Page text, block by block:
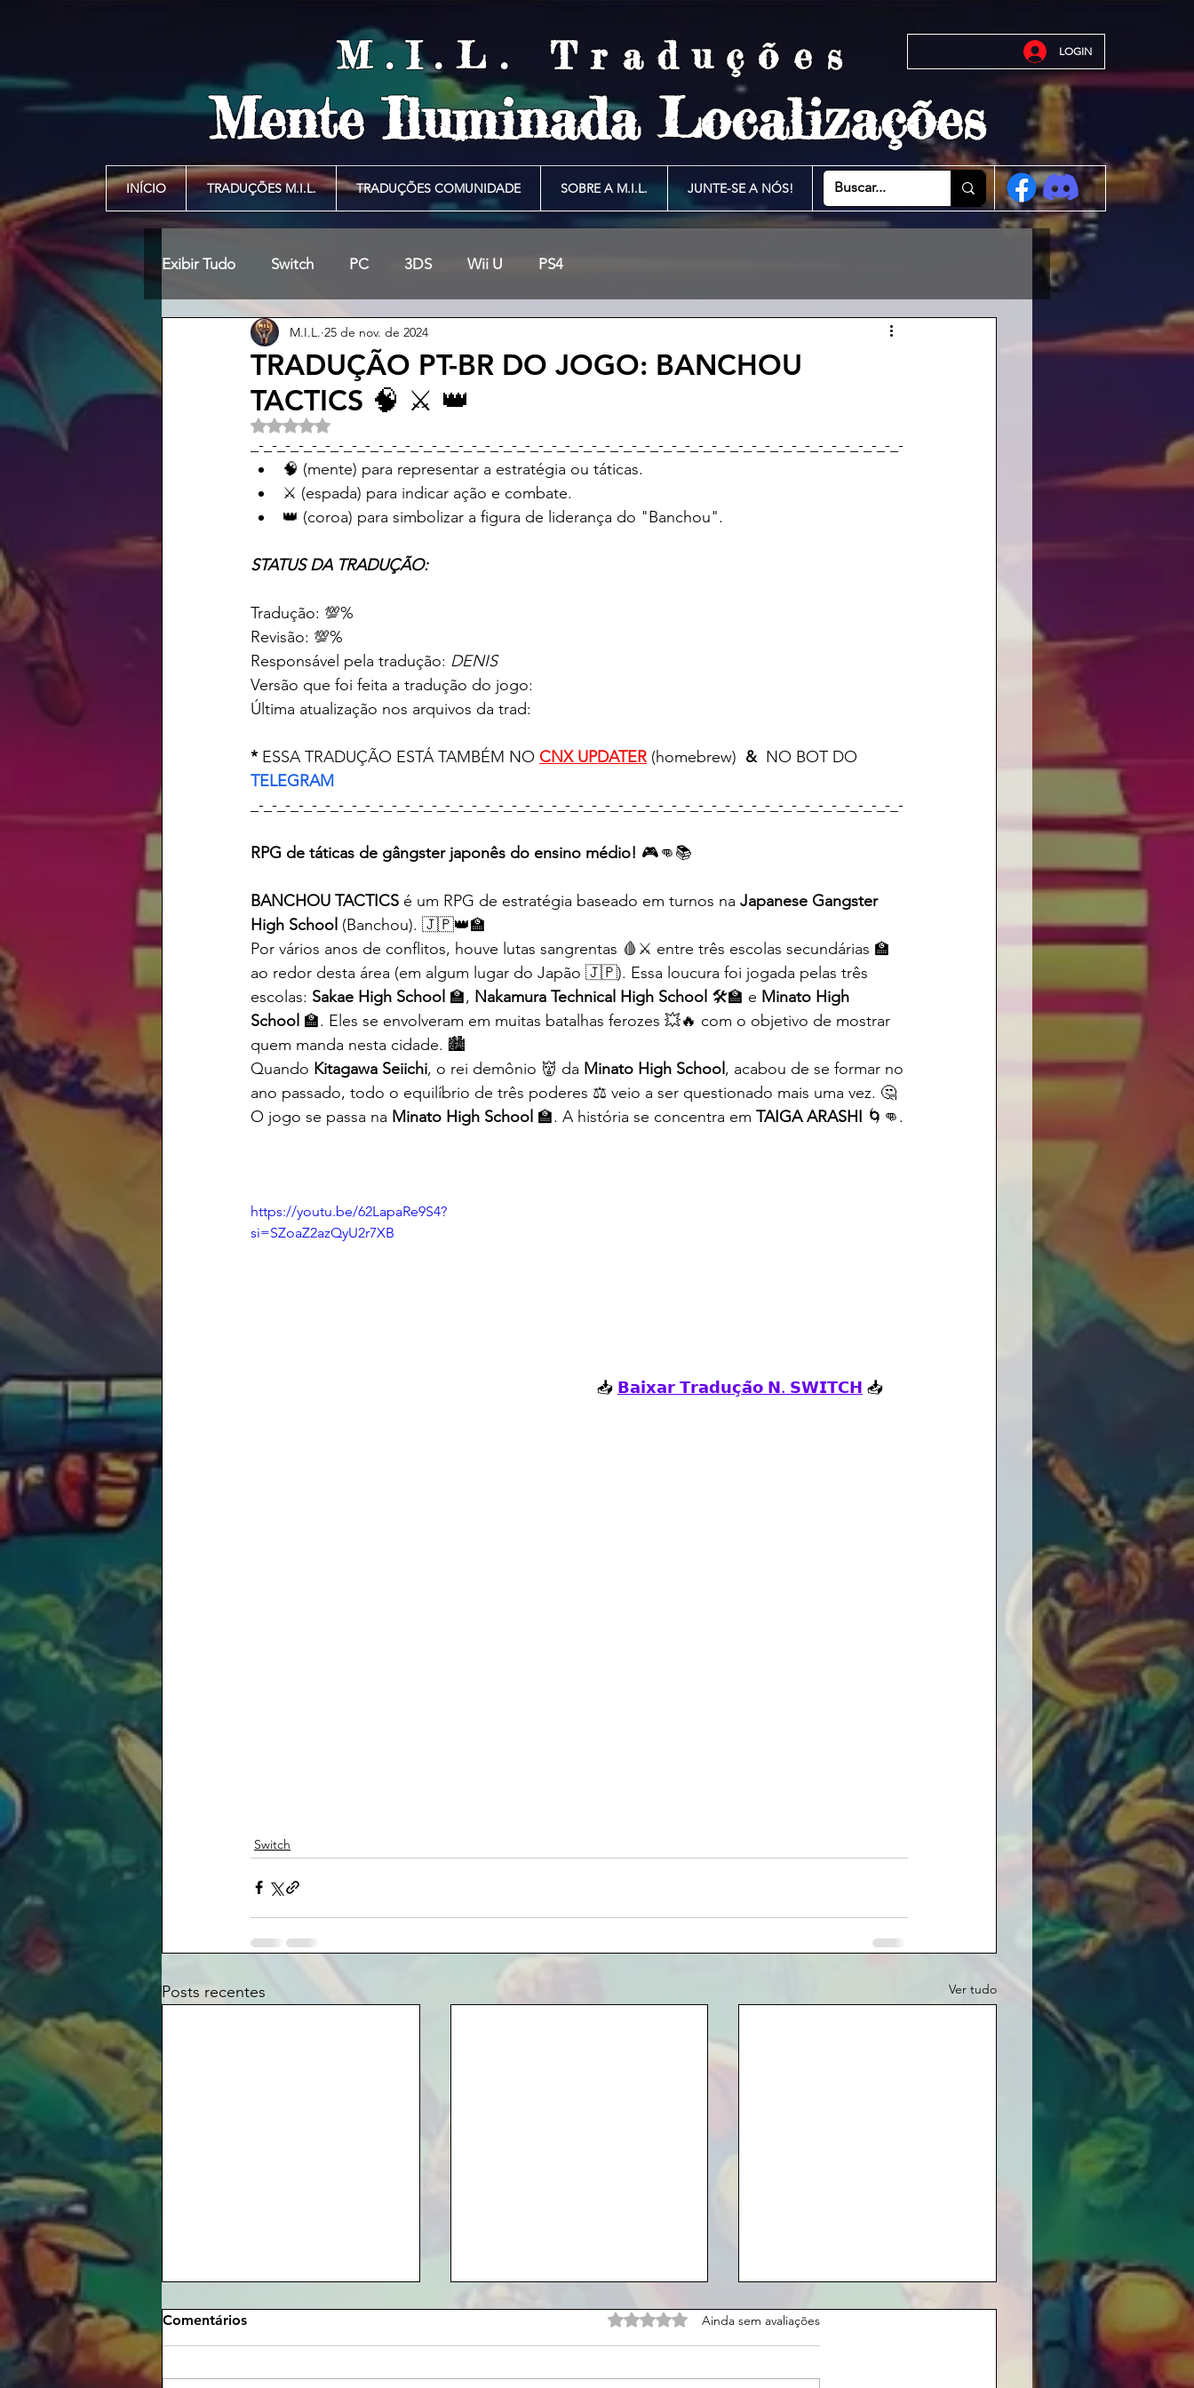
M.I.L. Traduções
Mente Iluminada Localizações
LOGIN
INÍCIO TRADUÇÕES M.I.L. TRADUÇÕES COMUNIDADE SOBRE A M.I.L. JUNTE-SE A NÓS!
Exibir Tudo Switch PC 3DS Wii U PS4
TRADUÇÃO PT-BR DO JOGO: BANCHOU
TACTICS 🧠 ⚔️ 👑
M.I.L. 25 de nov. de 2024
Avaliado com NaN de 5 estrelas.
_-_-_-_-_-_-_-_-_-_-_-_-_-_-_-_-_-_-_-_-_-_-_-_-_-_-_-_-_-_-_-_-_-_-_-_-_-_-_-_-_-_-_-_-_-_-_-_-_-
🧠 (mente) para representar a estratégia ou táticas.
⚔️ (espada) para indicar ação e combate.
👑 (coroa) para simbolizar a figura de liderança do "Banchou".
STATUS DA TRADUÇÃO:
Responsável pela tradução: DENIS
Versão que foi feita a tradução do jogo:
Última atualização nos arquivos da trad:
* ESSA TRADUÇÃO ESTÁ TAMBÉM NO CNX UPDATER (homebrew) & NO BOT DO
TELEGRAM
_-_-_-_-_-_-_-_-_-_-_-_-_-_-_-_-_-_-_-_-_-_-_-_-_-_-_-_-_-_-_-_-_-_-_-_-_-_-_-_-_-_-_-_-_-_-_-_-_-
RPG de táticas de gângster japonês do ensino médio! 🎮👊📚
BANCHOU TACTICS é um RPG de estratégia baseado em turnos na Japanese Gangster
High School (Banchou). 🇯🇵👑🏫
Por vários anos de conflitos, houve lutas sangrentas 🩸⚔️ entre três escolas secundárias 🏫
ao redor desta área (em algum lugar do Japão 🇯🇵). Essa loucura foi jogada pelas três
escolas: Sakae High School 🏫, Nakamura Technical High School 🛠️🏫 e Minato High
School 🏫. Eles se envolveram em muitas batalhas ferozes 💥🔥 com o objetivo de mostrar
quem manda nesta cidade. 🏙️
Quando Kitagawa Seiichi, o rei demônio 👹 da Minato High School , acabou de se formar no
ano passado, todo o equilíbrio de três poderes ⚖️ veio a ser questionado mais uma vez. 🤔
O jogo se passa na Minato High School 🏫. A história se concentra em TAIGA ARASHI 🌀👊.
https://youtu.be/62LapaRe9S4?
si=SZoaZ2azQyU2r7XB
📥 𝗕𝗮𝗶𝘅𝗮𝗿 𝗧𝗿𝗮𝗱𝘂𝗰̧𝗮̃𝗼 𝗡. 𝗦𝗪𝗜𝗧𝗖𝗛 📥
Switch
Posts recentes Ver tudo
Comentários Avaliado com 0 de 5 estrelas.
Ainda sem avaliações